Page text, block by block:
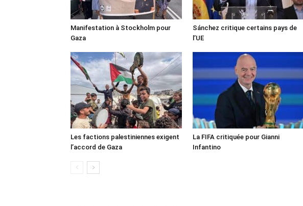
Manifestation à Stockholm pour
Gaza
Sánchez critique certains pays de
l’UE
Les factions palestiniennes exigent
l’accord de Gaza
La FIFA critiquée pour Gianni
Infantino